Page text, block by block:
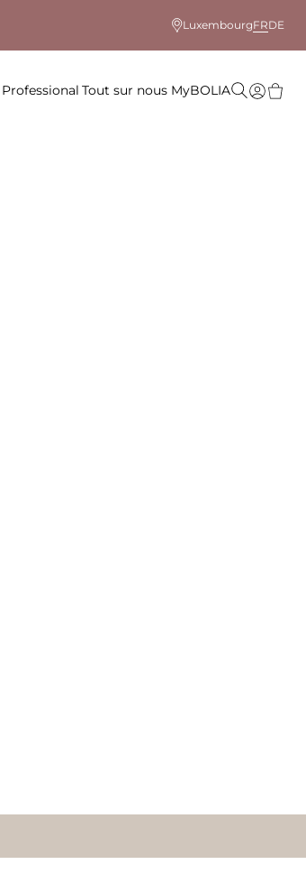
LuxembourgFRDE
Professional Tout sur nous MyBOLIA